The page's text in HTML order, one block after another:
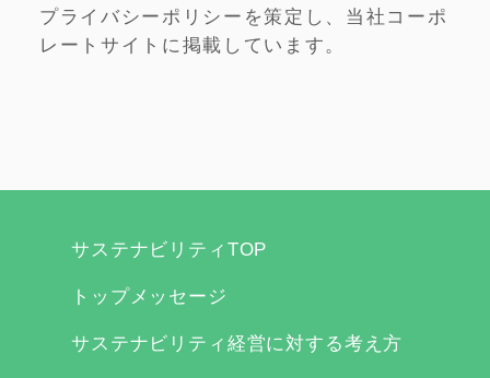
プライバシーポリシーを策定し、当社コーポ
レートサイトに掲載しています。
サステナビリティTOP
トップメッセージ
サステナビリティ経営に対する考え方